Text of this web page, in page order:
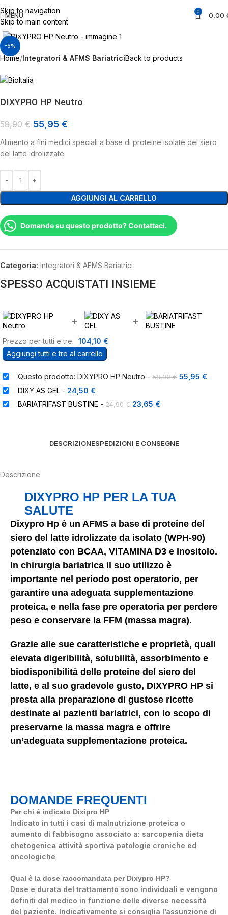
Skip to navigation
Skip to main content
MENU 0 0,00
-5%
Click to enlarge
Home Integratori & AFMS BariatriciBack to products
DIXYPRO HP Neutro
58,90€ 55,95 €
Alimento a fini medici speciali a base di proteine isolate del siero
del latte idrolizzate.
AGGIUNGI AL CARRELLO
Domande su questo prodotto? Contattaci.
Categoria: Integratori & AFMS Bariatrici
SPESSO ACQUISTATI INSIEME
+ +
Prezzo per tutti e tre: 104,10 €
Aggiungi tutti e tre al carrello
Questo prodotto: DIXYPRO HP Neutro - 58,90€ 55,95 €
DIXY AS GEL - 24,50 €
BARIATRIFAST BUSTINE - 24,90€ 23,65 €
DESCRIZIONESPEDIZIONI E CONSEGNE
Descrizione
DIXYPRO HP PER LA TUA
SALUTE
Dixypro Hp è un AFMS a base di proteine del
siero del latte idrolizzate da isolato (WPH-90)
potenziato con BCAA, VITAMINA D3 e Inositolo.
In chirurgia bariatrica il suo utilizzo è
importante nel periodo post operatorio, per
garantire una adeguata supplementazione
proteica, e nella fase pre operatoria per perdere
peso e conservare la FFM (massa magra).
Grazie alle sue caratteristiche e proprietà, quali
elevata digeribilità, solubilità, assorbimento e
biodisponibilità delle proteine del siero del
latte, e al suo gradevole gusto, DIXYPRO HP si
presta alla preparazione di gustose ricette
destinate ai pazienti bariatrici, con lo scopo di
preservarne la massa magra e offrire
un’adeguata supplementazione proteica.
DOMANDE FREQUENTI
Per chi è indicato Dixipro HP
Indicato in tutti i casi di malnutrizione proteica o
aumento di fabbisogno associato a: sarcopenia dieta
chetogenica attività sportiva patologie croniche ed
oncologiche
Qual è la dose raccomandata per Dixypro HP?
Dose e durata del trattamento sono individuali e vengono
definiti dal medico in funzione delle diverse necessità
del paziente. Indicativamente si consiglia l’assunzione di